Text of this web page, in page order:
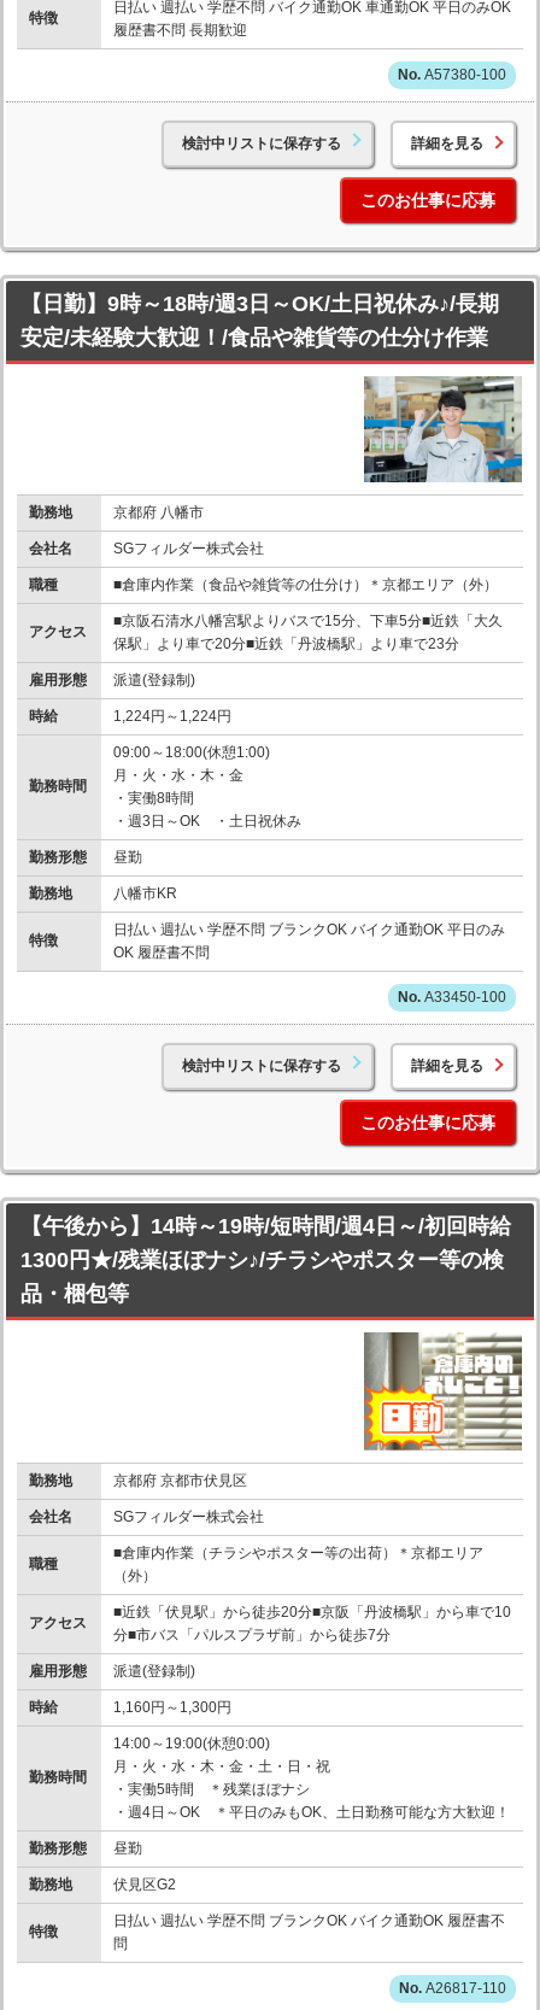
特徴
日払い 週払い 学歴不問 バイク通勤OK 車通勤OK 平日のみOK
履歴書不問 長期歓迎
A57380-100
検討中リストに保存する 詳細を見る
このお仕事に応募
【日勤】9時～18時/週3日～OK/土日祝休み♪/長期
安定/未経験大歓迎！/食品や雑貨等の仕分け作業
勤務地 京都府 八幡市
会社名 SGフィルダー株式会社
職種 ■倉庫内作業（食品や雑貨等の仕分け）＊京都エリア（外）
アクセス
■京阪石清水八幡宮駅よりバスで15分、下車5分■近鉄「大久
保駅」より車で20分■近鉄「丹波橋駅」より車で23分
雇用形態 派遣(登録制)
時給 1,224円～1,224円
勤務時間
09:00～18:00(休憩1:00)
月・火・水・木・金
・実働8時間
・週3日～OK ・土日祝休み
勤務形態 昼勤
勤務地 八幡市KR
特徴
日払い 週払い 学歴不問 ブランクOK バイク通勤OK 平日のみ
OK 履歴書不問
A33450-100
検討中リストに保存する 詳細を見る
このお仕事に応募
【午後から】14時～19時/短時間/週4日～/初回時給
1300円★/残業ほぼナシ♪/チラシやポスター等の検
品・梱包等
勤務地 京都府 京都市伏見区
会社名 SGフィルダー株式会社
職種
■倉庫内作業（チラシやポスター等の出荷）＊京都エリア
（外）
アクセス
■近鉄「伏見駅」から徒歩20分■京阪「丹波橋駅」から車で10
分■市バス「パルスプラザ前」から徒歩7分
雇用形態 派遣(登録制)
時給 1,160円～1,300円
勤務時間
14:00～19:00(休憩0:00)
月・火・水・木・金・土・日・祝
・実働5時間 ＊残業ほぼナシ
・週4日～OK ＊平日のみもOK、土日勤務可能な方大歓迎！
勤務形態 昼勤
勤務地 伏見区G2
特徴
日払い 週払い 学歴不問 ブランクOK バイク通勤OK 履歴書不
問
A26817-110